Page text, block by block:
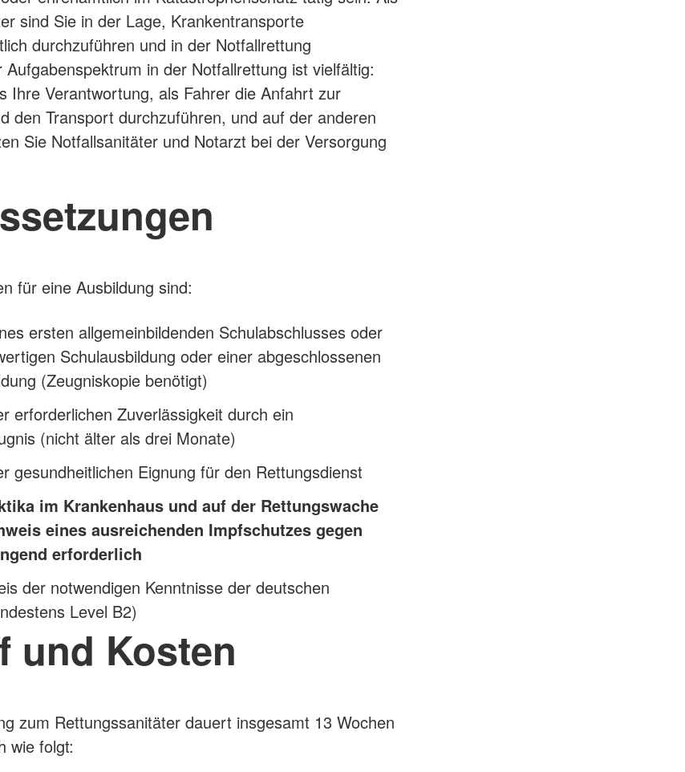
sind Sie in der Lage, Krankentransporte
durchzuführen und in der Notfallrettung
Aufgabenspektrum in der Notfallrettung ist vielfältig:
Ihre Verantwortung, als Fahrer die Anfahrt zur
den Transport durchzuführen, und auf der anderen
Sie Notfallsanitäter und Notarzt bei der Versorgung
für eine Ausbildung sind:
ersten allgemeinbildenden Schulabschlusses oder
Schulausbildung oder einer abgeschlossenen
(Zeugniskopie benötigt)
erforderlichen Zuverlässigkeit durch ein
(nicht älter als drei Monate)
gesundheitlichen Eignung für den Rettungsdienst
im Krankenhaus und auf der Rettungswache
eines ausreichenden Impfschutzes gegen
erforderlich
der notwendigen Kenntnisse der deutschen
Level B2)
und Kosten
zum Rettungssanitäter dauert insgesamt 13 Wochen
wie folgt: